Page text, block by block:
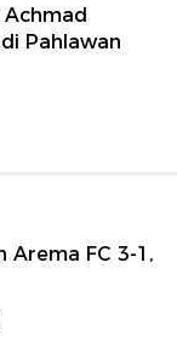
Pahlawan
Arema FC 3-1,